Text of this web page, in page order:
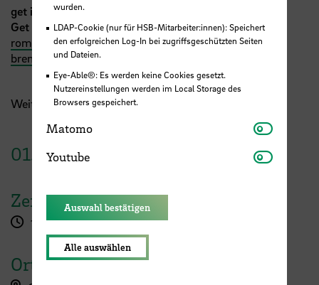
get involved: Lust auch eine Session zu gestalten?
Get in touch!(katrin.oellerich@hs-bremen.de,
roman.balzer@hs-bremen.de,grit.brendecke@hs-
bremen.de)
Weitere Infos zu „Future Campus“ sind
01. Juli2026
Zeit
13:45 Uhr
Ort
wurden.
LDAP-Cookie (nur für HSB-Mitarbeiter:innen): Speichert
den erfolgreichen Log-In bei zugriffsgeschützten Seiten
und Dateien.
Eye-Able®: Es werden keine Cookies gesetzt.
Nutzereinstellungen werden im Local Storage des
Browsers gespeichert.
Matomo Matomo
Youtube Youtube
Auswahl bestätigen
Alle auswählen